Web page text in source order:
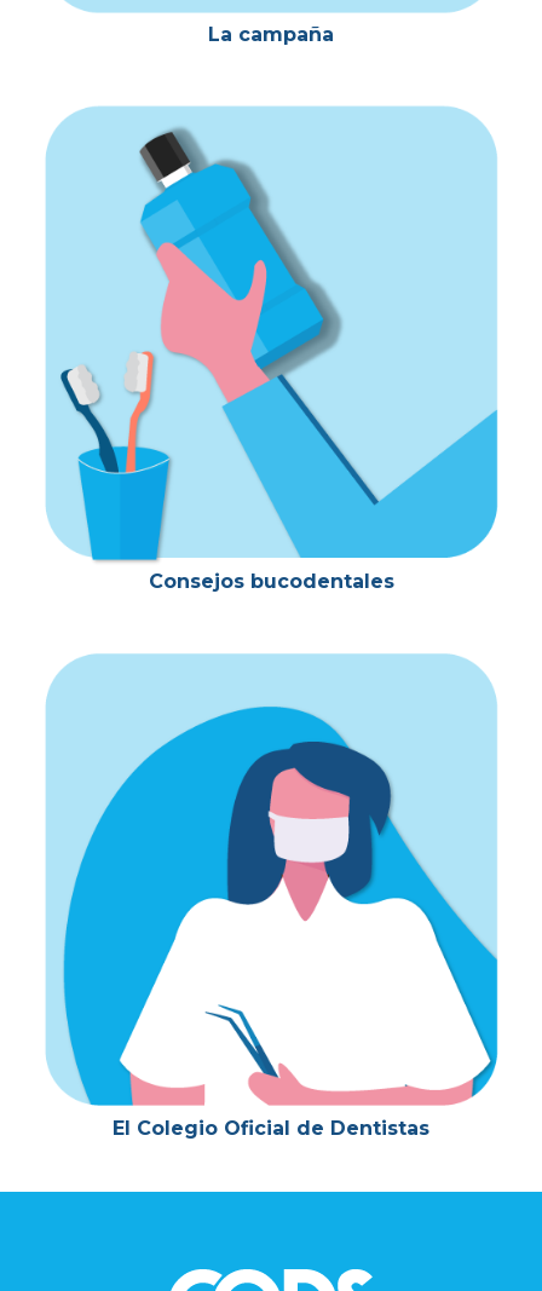
La campaña
Consejos bucodentales
El Colegio Oficial de Dentistas